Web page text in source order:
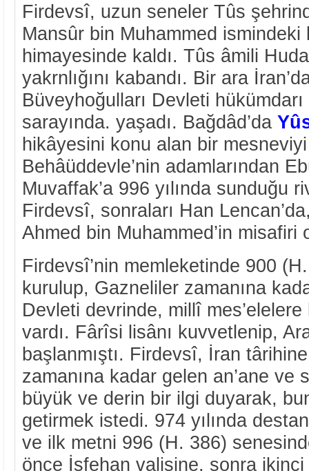
Firdevsî, uzun seneler Tûs
Mansûr bin Muhammed ismindeki
himayesinde kaldı. Tûs âmili
yakrnlığını kabandı. Bir ara
Büveyhoğulları Devleti
sarayında. yaşadı. Bağdâd’da
hikâyesini konu alan bir mesneviyi
Behâüddevle’nin adamlarından
Muvaffak’a 996 yılında sunduğu
Firdevsî, sonraları Han
Ahmed bin Muhammed’in misafiri
Firdevsî’nin memleketinde 900
kurulup, Gazneliler zamanına
Devleti devrinde, millî
vardı. Fârîsi lisânı kuvvetlenip,
başlanmıştı. Firdevsî, İran
zamanına kadar gelen an’ane ve
büyük ve derin bir ilgi duyarak,
getirmek istedi. 974 yılında
ve ilk metni 996 (H. 386)
önce İsfehan valisine, sonra